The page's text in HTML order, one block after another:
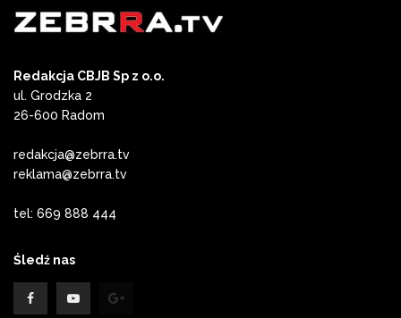
Redakcja CBJB Sp z o.o.
ul. Grodzka 2
26-600 Radom
redakcja@zebrra.tv
reklama@zebrra.tv
tel: 669 888 444
Śledź nas